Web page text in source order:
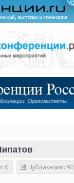
0 Публикации: 90